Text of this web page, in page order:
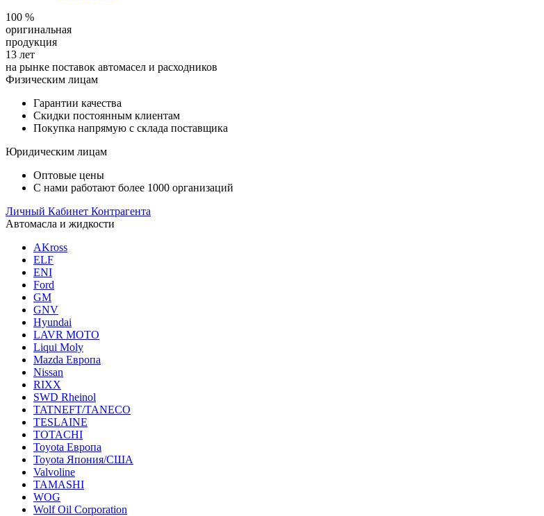
100 %
оригинальная
продукция
13 лет
на рынке поставок автомасел и расходников
Физическим лицам
Гарантии качества
Скидки постоянным клиентам
Покупка напрямую с склада поставщика
Юридическим лицам
Оптовые цены
С нами работают более 1000 организаций
Личный Кабинет Контрагента
Автомасла и жидкости
AKross
ELF
ENI
Ford
GM
GNV
Hyundai
LAVR MOTO
Liqui Moly
Mazda Европа
Nissan
RIXX
SWD Rheinol
TATNEFT/TANECO
TESLAINE
TOTACHI
Toyota Европа
Toyota Япония/США
Valvoline
TAMASHI
WOG
Wolf Oil Corporation